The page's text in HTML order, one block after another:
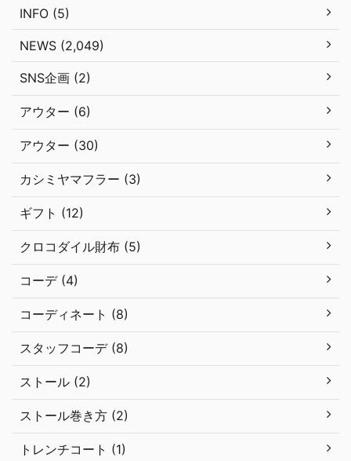
INFO (5)
NEWS (2,049)
SNS企画 (2)
アウター (6)
アウター (30)
カシミヤマフラー (3)
ギフト (12)
クロコダイル財布 (5)
コーデ (4)
コーディネート (8)
スタッフコーデ (8)
ストール (2)
ストール巻き方 (2)
トレンチコート (1)